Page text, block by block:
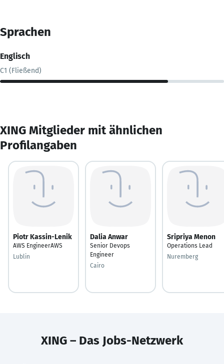
Sprachen
Englisch
C1 (Fließend)
XING Mitglieder mit ähnlichen
Profilangaben
Piotr Kassin-Lenik
AWS EngineerAWS
Lublin
Dalia Anwar
Senior Devops
Engineer
Cairo
Sripriya Menon
Operations Lead
Nuremberg
XING – Das Jobs-Netzwerk